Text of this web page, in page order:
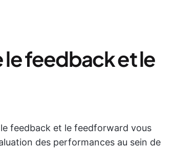
feedback et le
feedback et le feedforward vous
des performances au sein de